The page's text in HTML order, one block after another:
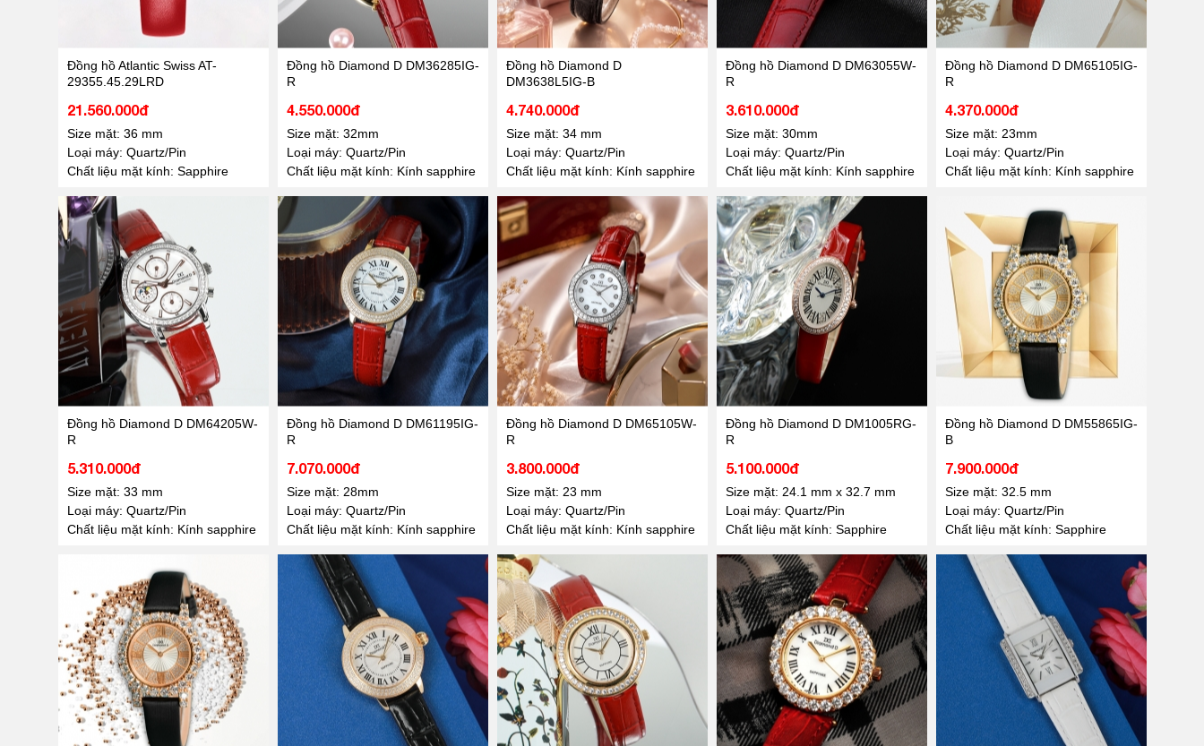
Đồng hồ Atlantic Swiss AT-
29355.45.29LRD
21.560.000đ
Size mặt: 36 mm
Loại máy: Quartz/Pin
Chất liệu mặt kính: Sapphire
Đồng hồ Diamond D DM36285IG-
R
4.550.000đ
Size mặt: 32mm
Loại máy: Quartz/Pin
Chất liệu mặt kính: Kính sapphire
Đồng hồ Diamond D
DM3638L5IG-B
4.740.000đ
Size mặt: 34 mm
Loại máy: Quartz/Pin
Chất liệu mặt kính: Kính sapphire
Đồng hồ Diamond D DM63055W-
R
3.610.000đ
Size mặt: 30mm
Loại máy: Quartz/Pin
Chất liệu mặt kính: Kính sapphire
Đồng hồ Diamond D DM65105IG-
R
4.370.000đ
Size mặt: 23mm
Loại máy: Quartz/Pin
Chất liệu mặt kính: Kính sapphire
Đồng hồ Diamond D DM64205W-
R
5.310.000đ
Size mặt: 33 mm
Loại máy: Quartz/Pin
Chất liệu mặt kính: Kính sapphire
Đồng hồ Diamond D DM61195IG-
R
7.070.000đ
Size mặt: 28mm
Loại máy: Quartz/Pin
Chất liệu mặt kính: Kính sapphire
Đồng hồ Diamond D DM65105W-
R
3.800.000đ
Size mặt: 23 mm
Loại máy: Quartz/Pin
Chất liệu mặt kính: Kính sapphire
Đồng hồ Diamond D DM1005RG-
R
5.100.000đ
Size mặt: 24.1 mm x 32.7 mm
Loại máy: Quartz/Pin
Chất liệu mặt kính: Sapphire
Đồng hồ Diamond D DM55865IG-
B
7.900.000đ
Size mặt: 32.5 mm
Loại máy: Quartz/Pin
Chất liệu mặt kính: Sapphire